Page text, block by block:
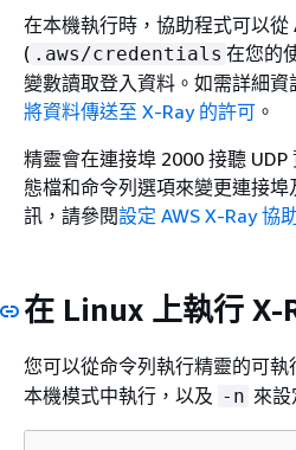
在本機執行時，協助程式可以從
( .aws/credentials 在您的
變數讀取登入資料。如需詳細資
將資料傳送至 X-Ray 的許可 。
精靈會在連接埠 2000 接聽
態檔和命令列選項來變更連接
訊，請參閱設定 AWS X-Ray 協
在 Linux 上執行 X-
您可以從命令列執行精靈的可執
本機模式中執行，以及 -n 來設